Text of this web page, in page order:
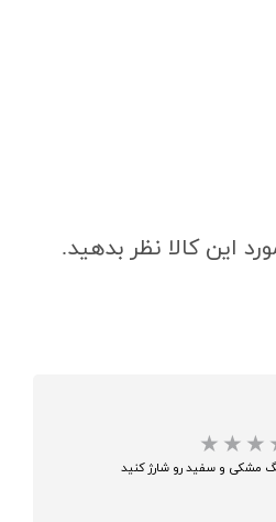
این کالا نظر بدهید.
مشکی و سفید رو شارژ کنید